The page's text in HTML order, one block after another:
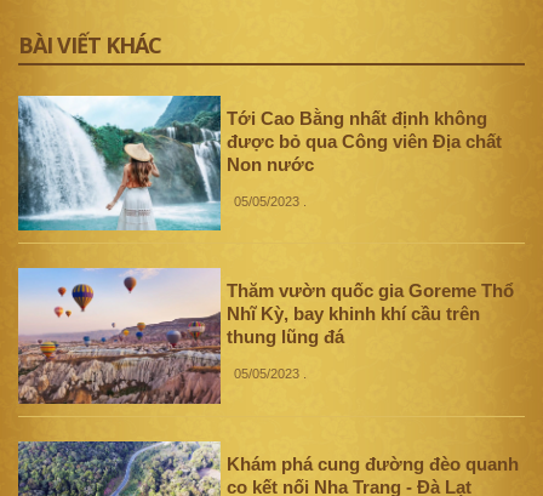
BÀI VIẾT KHÁC
Tới Cao Bằng nhất định không
được bỏ qua Công viên Địa chất
Non nước
05/05/2023
Thăm vườn quốc gia Goreme Thổ
Nhĩ Kỳ, bay khinh khí cầu trên
thung lũng đá
05/05/2023
Khám phá cung đường đèo quanh
co kết nối Nha Trang - Đà Lạt